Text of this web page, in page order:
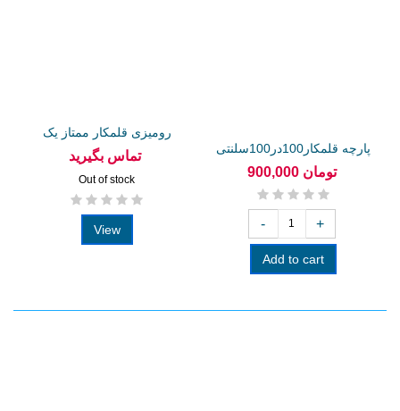
رومیزی قلمکار ممتاز یک
متری
تماس بگیرید
Out of stock
View
پارچه قلمکار100در100سلنتی
900,000 تومان
- +
Add to cart